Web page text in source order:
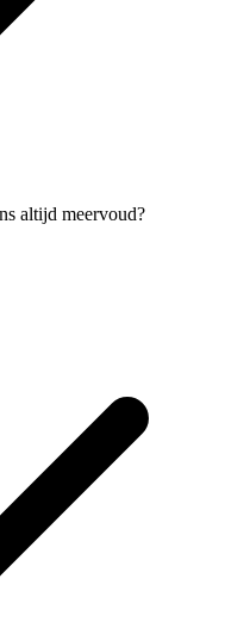
altijd meervoud?